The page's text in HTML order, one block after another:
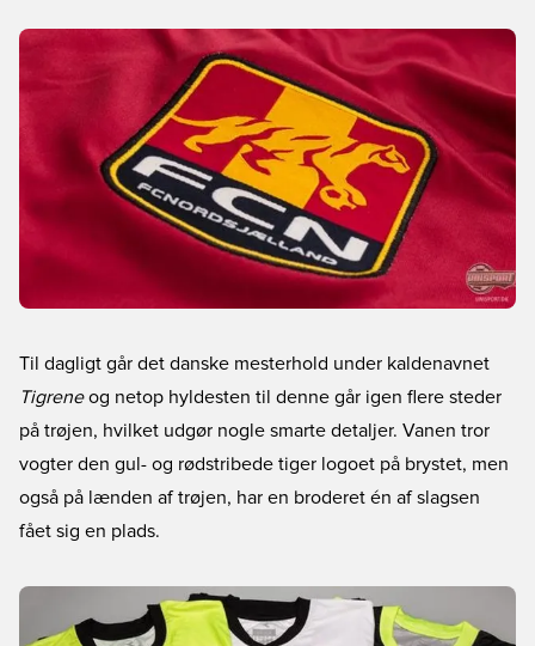
Til dagligt går det danske mesterhold under kaldenavnet
Tigreneog netop hyldesten til denne går igen flere steder
på trøjen, hvilket udgør nogle smarte detaljer. Vanen tror
vogter den gul- og rødstribede tiger logoet på brystet, men
også på lænden af trøjen, har en broderet én af slagsen
fået sig en plads.